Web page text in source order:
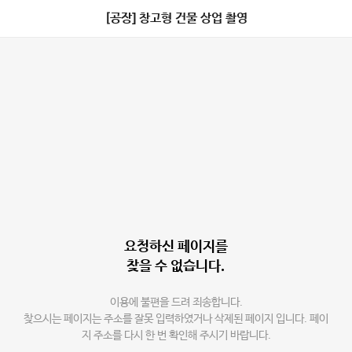
[공장] 창고형 건물 상업 촬영
요청하신 페이지를
찾을 수 없습니다.
이용에 불편을 드려 죄송합니다.
찾으시는 페이지는 주소를 잘못 입력하였거나 삭제된 페이지 입니다. 페이
지 주소를 다시 한 번 확인해 주시기 바랍니다.